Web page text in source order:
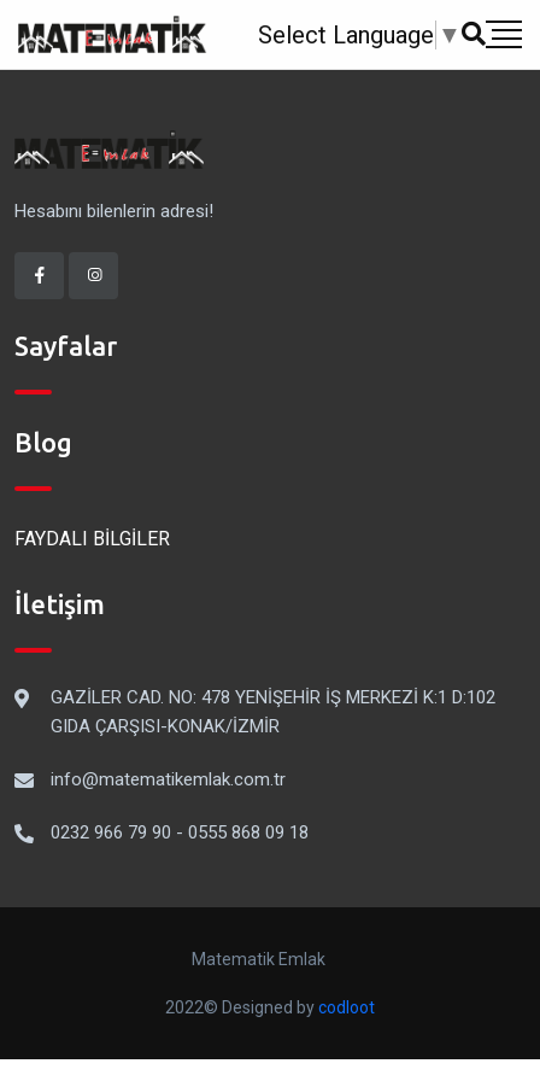
Select Language ▼
Hesabını bilenlerin adresi!
Sayfalar
Blog
FAYDALI BİLGİLER
İletişim
GAZİLER CAD. NO: 478 YENİŞEHİR İŞ MERKEZİ K:1 D:102
GIDA ÇARŞISI-KONAK/İZMİR
info@matematikemlak.com.tr
0232 966 79 90 - 0555 868 09 18
Matematik Emlak
2022© Designed bycodloot